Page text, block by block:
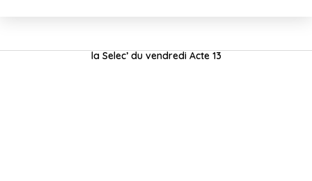
la Selec’ du vendredi Acte 13